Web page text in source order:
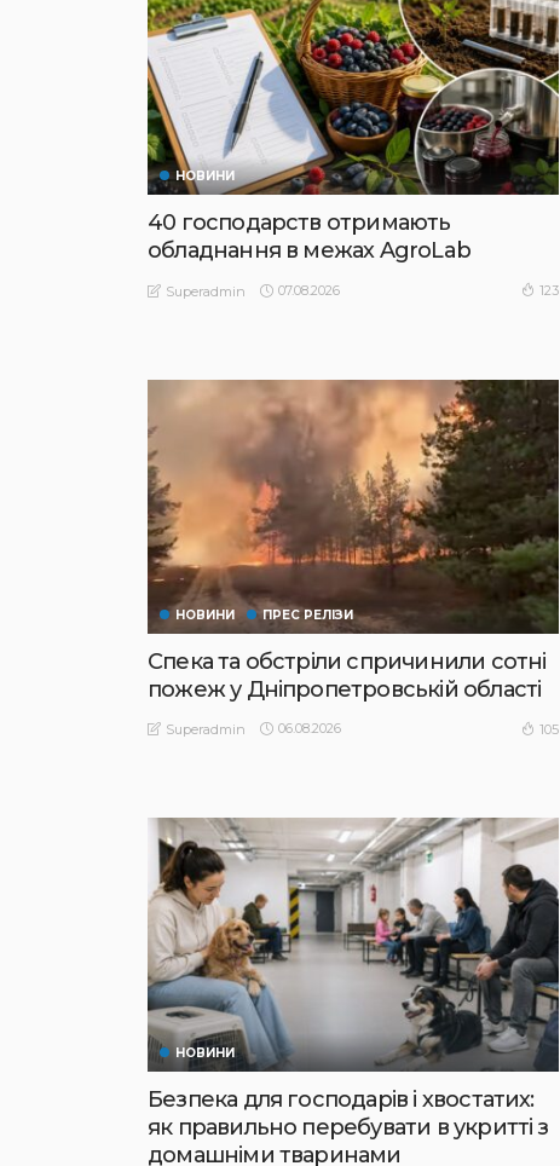
НОВИНИ
40 господарств отримають
обладнання в межах AgroLab
Superadmin 07.08.2026 123
НОВИНИ ПРЕС РЕЛІЗИ
Спека та обстріли спричинили сотні
пожеж у Дніпропетровській області
Superadmin 06.08.2026 105
НОВИНИ
Безпека для господарів і хвостатих:
як правильно перебувати в укритті з
домашніми тваринами